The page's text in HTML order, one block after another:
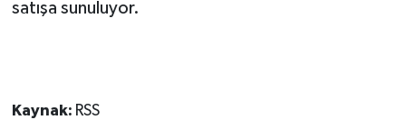
satışa sunuluyor.
Kaynak: RSS